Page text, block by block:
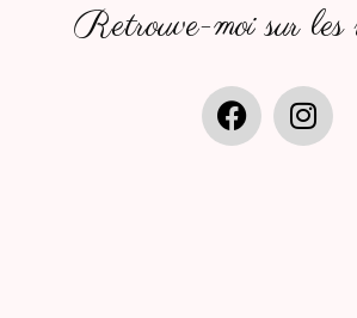
Retrouve-moi sur les